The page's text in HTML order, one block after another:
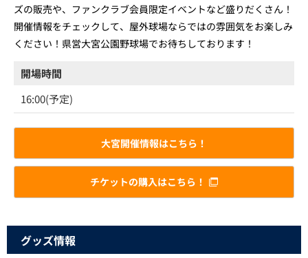
ズの販売や、ファンクラブ会員限定イベントなど盛りだくさん！
開催情報をチェックして、屋外球場ならではの雰囲気をお楽しみ
ください！県営大宮公園野球場でお待ちしております！
開場時間
16:00(予定)
大宮開催情報はこちら！
チケットの購入はこちら！
グッズ情報